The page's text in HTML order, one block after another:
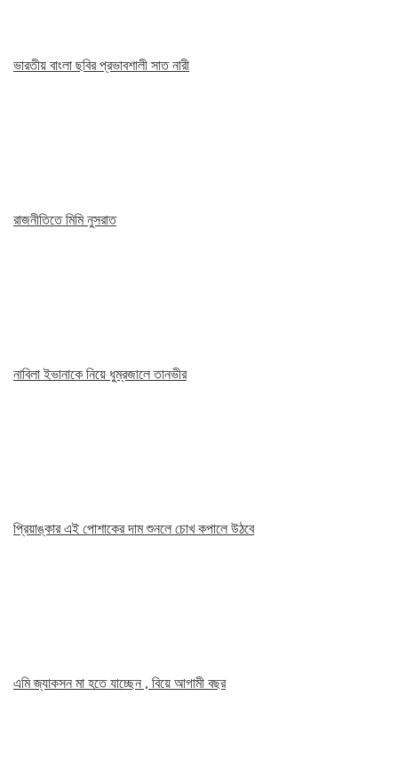
ভারতীয় বাংলা ছবির প্রভাবশালী সাত নারী
রাজনীতিতে মিমি নুসরাত
নাবিলা ইভানাকে নিয়ে ধুম্রজালে তানভীর
প্রিয়াঙ্কার এই পোশাকের দাম শুনলে চোখ কপালে উঠবে
এমি জ্যাকসন মা হতে যাচ্ছেন , বিয়ে আগামী বছর